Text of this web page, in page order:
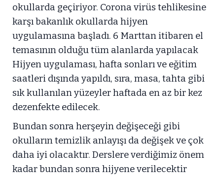
okullarda geçiriyor. Corona virüs tehlikesine
karşı bakanlık okullarda hijyen
uygulamasına başladı. 6 Marttan itibaren el
temasının olduğu tüm alanlarda yapılacak
Hijyen uygulaması, hafta sonları ve eğitim
saatleri dışında yapıldı, sıra, masa, tahta gibi
sık kullanılan yüzeyler haftada en az bir kez
dezenfekte edilecek.
Bundan sonra herşeyin değişeceği gibi
okulların temizlik anlayışı da değişek ve çok
daha iyi olacaktır. Derslere verdiğimiz önem
kadar bundan sonra hijyene verilecektir